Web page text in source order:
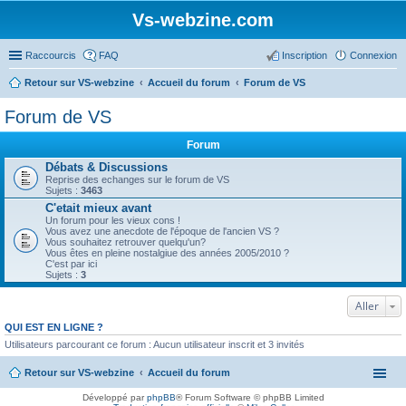
Vs-webzine.com
Raccourcis FAQ Connexion
Inscription
Retour sur VS-webzine Accueil du forum Forum de VS
Forum de VS
Forum
Débats & Discussions
Reprise des echanges sur le forum de VS
Sujets : 3463
C'etait mieux avant
Un forum pour les vieux cons !
Vous avez une anecdote de l'époque de l'ancien VS ?
Vous souhaitez retrouver quelqu'un?
Vous êtes en pleine nostalgiue des années 2005/2010 ?
C'est par ici
Sujets : 3
Aller
QUI EST EN LIGNE ?
Utilisateurs parcourant ce forum : Aucun utilisateur inscrit et 3 invités
Retour sur VS-webzine Accueil du forum
Développé parphpBB® Forum Software © phpBB Limited